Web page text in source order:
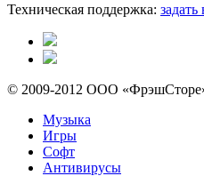
Техническая поддержка: задать
© 2009-2012 ООО
Музыка
Игры
Софт
Антивирусы